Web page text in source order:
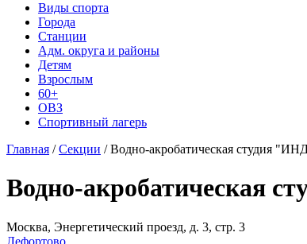
Виды спорта
Города
Станции
Адм. округа и районы
Детям
Взрослым
60+
ОВЗ
Спортивный лагерь
Главная /Секции /Водно-акробатическая студия
Водно-акробатическая
Москва, Энергетический проезд, д. 3, стр. 3
Лефортово